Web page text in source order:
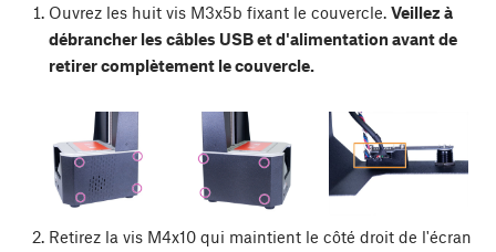
Ouvrez les huit vis M3x5b fixant le couvercle. Veillez à
débrancher les câbles USB et d'alimentation avant de
retirer complètement le couvercle.
Retirez la vis M4x10 qui maintient le côté droit de l'écran